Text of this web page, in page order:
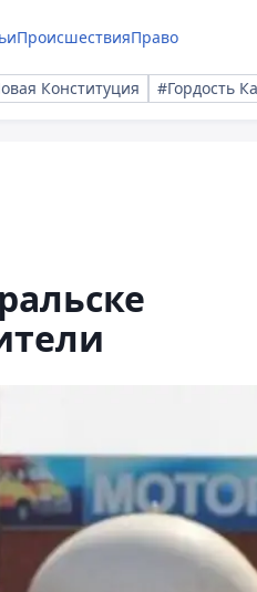
ПроисшествияПраво
Конституция #Гордость